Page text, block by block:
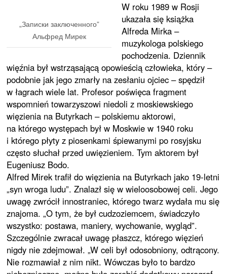
„Записки заключенного”
Альфред Мирек
W roku 1989 w Rosji
ukazała się książka
Alfreda Mirka –
muzykologa polskiego
pochodzenia. Dziennik
więźnia był wstrząsającą opowieścią człowieka, który –
podobnie jak jego zmarły na zesłaniu ojciec – spędził
w łagrach wiele lat. Profesor poświęca fragment
wspomnień towarzyszowi niedoli z moskiewskiego
więzienia na Butyrkach – polskiemu aktorowi,
na którego występach był w Moskwie w 1940 roku
i którego płyty z piosenkami śpiewanymi po rosyjsku
często słuchał przed uwięzieniem. Tym aktorem był
Eugeniusz Bodo.
Alfred Mirek trafił do więzienia na Butyrkach jako 19-letni
„syn wroga ludu”. Znalazł się w wieloosobowej celi. Jego
uwagę zwrócił innostraniec, którego twarz wydała mu się
znajoma. „O tym, że był cudzoziemcem, świadczyło
wszystko: postawa, maniery, wychowanie, wygląd”.
Szczególnie zwracał uwagę płaszcz, którego więzień
nigdy nie zdejmował. „W celi był odosobniony, odtrącony.
Nie rozmawiał z nim nikt. Wówczas było to bardzo